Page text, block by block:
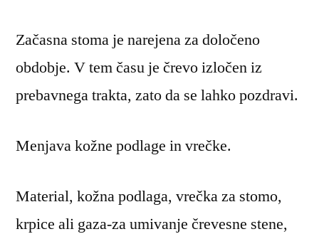
Začasna stoma je narejena za določeno
obdobje. V tem času je črevo izločen iz
prebavnega trakta, zato da se lahko pozdravi.
Menjava kožne podlage in vrečke.
Material, kožna podlaga, vrečka za stomo,
krpice ali gaza-za umivanje črevesne stene,